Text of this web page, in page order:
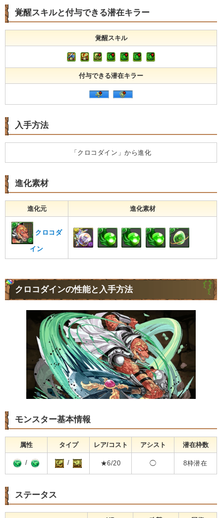
覚醒スキルと付与できる潜在キラー
覚醒スキル
付与できる潜在キラー
入手方法
「クロコダイン」から進化
進化素材
進化元 進化素材
クロコダ
イン
クロコダインの性能と入手方法
モンスター基本情報
属性 タイプ レア/コスト アシスト 潜在枠数
/ / ★6/20 ◯ 8枠潜在
ステータス